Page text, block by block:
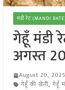
मंडी रेट (MANDI
गेहूँ मंडी
अगस्त
August 20, 2025
गेहूँ की खेती, गेहूँ